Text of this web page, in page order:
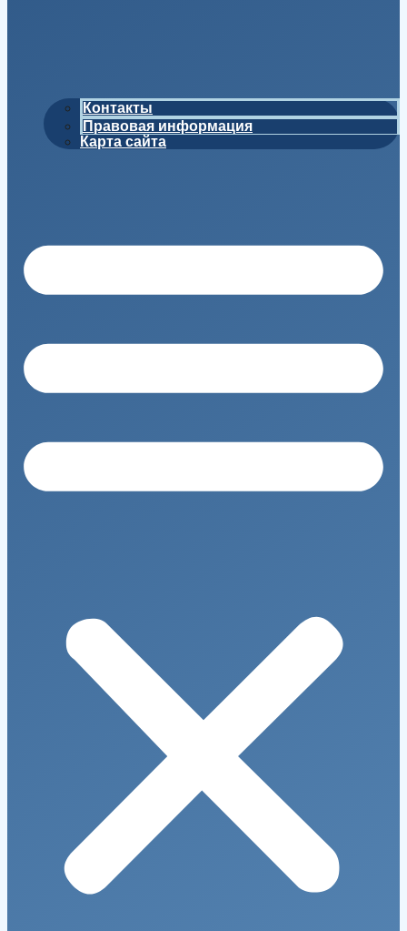
Контакты
Правовая информация
Карта сайта